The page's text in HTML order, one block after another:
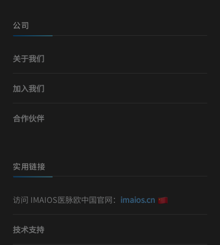
公司
关于我们
加入我们
合作伙伴
实用链接
访问 IMAIOS医脉欧中国官网： imaios.cn
技术支持